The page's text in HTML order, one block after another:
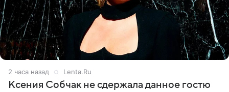
2 часа назад Lenta.Ru
Ксения Собчак не сдержала данное гостю